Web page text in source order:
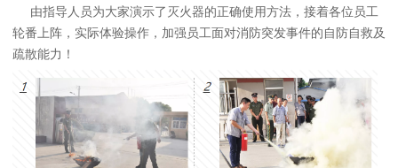
由指导人员为大家演示了灭火器的正确使用方法，接着各位员工
轮番上阵，实际体验操作，加强员工面对消防突发事件的自防自救及
疏散能力！